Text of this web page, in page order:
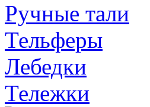
Ручные тали
Тельферы
Лебедки
Тележки